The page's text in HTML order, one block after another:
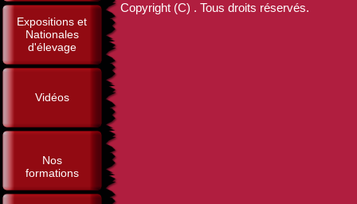
Expositions et
Nationales
d'élevage
Vidéos
Nos
formations
Copyright (C) . Tous droits réservés.